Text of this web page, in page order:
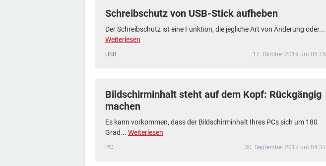
Schreibschutz von USB-Stick aufheben
Der Schreibschutz ist eine Funktion, die jegliche Art von Änderung oder...
Weiterlesen
USB 17. Oktober 2019 um 05:15
Bildschirminhalt steht auf dem Kopf: Rückgängig
machen
Es kann vorkommen, dass der Bildschirminhalt Ihres PCs sich um 180
Grad... Weiterlesen
PC 30. September 2017 um 04:37